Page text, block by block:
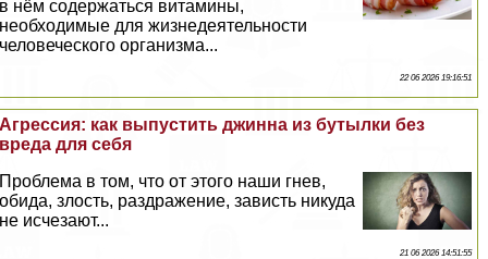
в нём содержаться витамины,
необходимые для жизнедеятельности
человеческого организма...
22 06 2026 19:16:51
Агрессия: как выпустить джинна из бутылки без
вреда для себя
Проблема в том, что от этого наши гнев,
обида, злость, раздражение, зависть никуда
не исчезают...
21 06 2026 14:51:55